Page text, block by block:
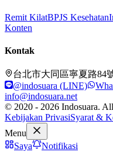
Remit KilatBPJS Kesehatan
Konten
Kontak
台北市大同區寧夏路84
@indosuara (LINE)
info@indosuara.net
© 2020 - 2026 Indosuara.
Kebijakan PrivasiSyarat &
Menu
Saya
Notifikasi